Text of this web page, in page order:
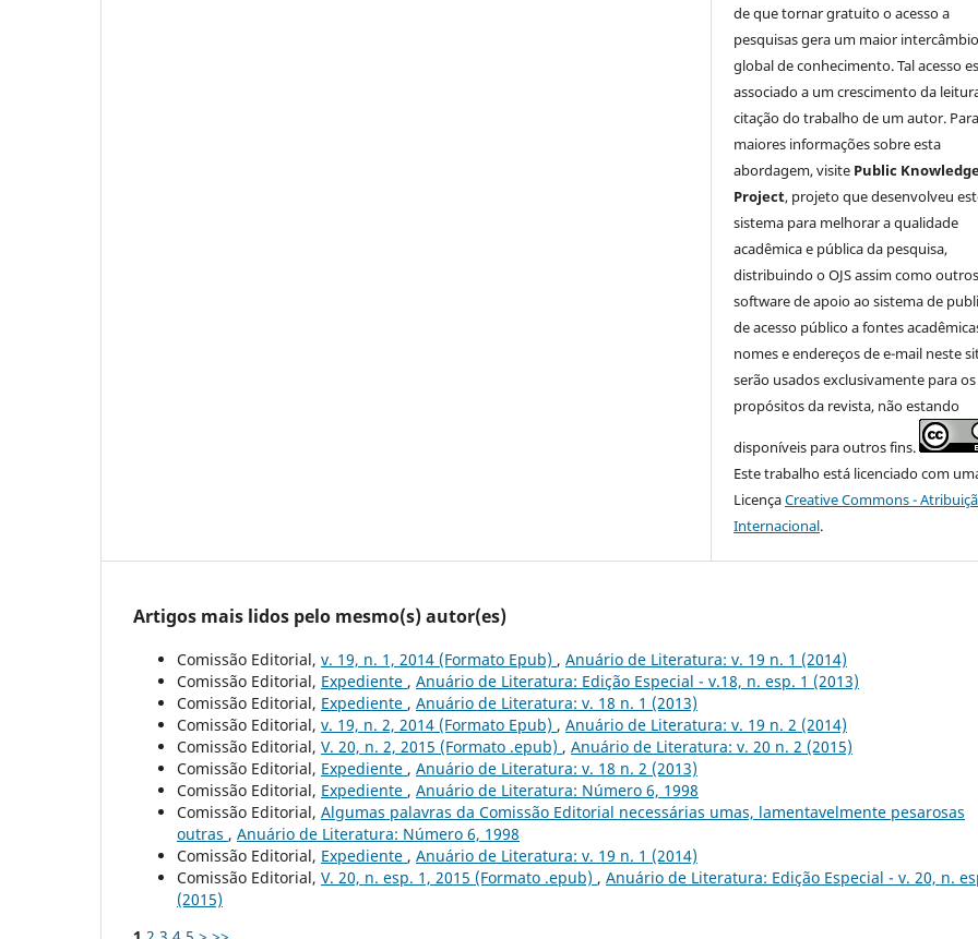
de que tornar gratuito o acesso a
pesquisas gera um maior intercâmbio
global de conhecimento. Tal acesso
associado a um crescimento da
citação do trabalho de um autor. Para
maiores informações sobre esta
abordagem, visite Public
Project, projeto que desenvolveu
sistema para melhorar a qualidade
acadêmica e pública da pesquisa,
distribuindo o OJS assim como outros
software de apoio ao sistema de
de acesso público a fontes
nomes e endereços de e-mail neste
serão usados exclusivamente para os
propósitos da revista, não estando
disponíveis para outros fins.
Este trabalho está licenciado com
LicençaCreative Commons -
Internacional.
Artigos mais lidos pelo mesmo(s) autor(es)
Comissão Editorial, v. 19, n. 1, 2014 (Formato Epub) , Anuário de Literatura: v. 19 n. 1 (2014)
Comissão Editorial, Expediente , Anuário de Literatura: Edição Especial - v.18, n. esp. 1 (2013)
Comissão Editorial, Expediente , Anuário de Literatura: v. 18 n. 1 (2013)
Comissão Editorial, v. 19, n. 2, 2014 (Formato Epub) , Anuário de Literatura: v. 19 n. 2 (2014)
Comissão Editorial, V. 20, n. 2, 2015 (Formato .epub) , Anuário de Literatura: v. 20 n. 2 (2015)
Comissão Editorial, Expediente , Anuário de Literatura: v. 18 n. 2 (2013)
Comissão Editorial, Expediente , Anuário de Literatura: Número 6, 1998
Comissão Editorial, Algumas palavras da Comissão Editorial necessárias umas, lamentavelmente pesarosas
outras , Anuário de Literatura: Número 6, 1998
Comissão Editorial, Expediente , Anuário de Literatura: v. 19 n. 1 (2014)
Comissão Editorial, V. 20, n. esp. 1, 2015 (Formato .epub) , Anuário de Literatura: Edição Especial - v. 20, n.
(2015)